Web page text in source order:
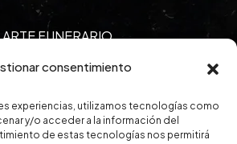
consentimiento
experiencias, utilizamos tecnologías como
y/o acceder a la información del
de estas tecnologías nos permitirá
ARTE FUNERARIO
Horario